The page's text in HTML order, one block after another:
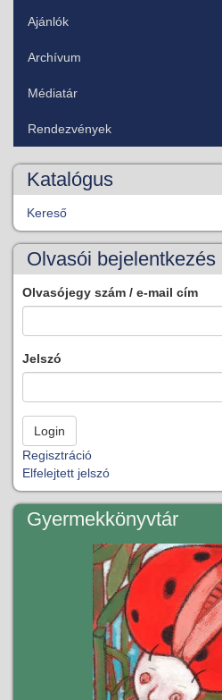
Ajánlók
Archívum
Médiatár
Rendezvények
Katalógus
Kereső
Olvasói bejelentkezés
Olvasójegy szám / e-mail cím
Jelszó
Regisztráció
Elfelejtett jelszó
Gyermekkönyvtár